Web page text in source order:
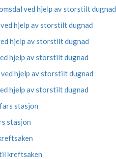
ved hjelp av storstilt dugnad
hjelp av storstilt dugnad
hjelp av storstilt dugnad
hjelp av storstilt dugnad
hjelp av storstilt dugnad
hjelp av storstilt dugnad
stasjon
stasjon
kreftsaken